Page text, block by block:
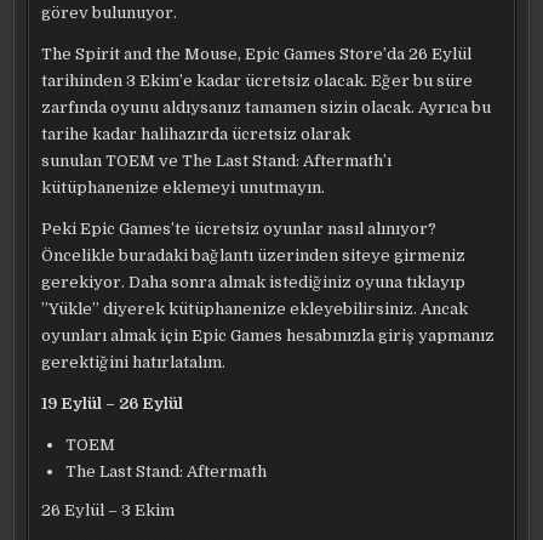
görev bulunuyor.
The Spirit and the Mouse, Epic Games Store’da 26 Eylül
tarihinden 3 Ekim’e kadar ücretsiz olacak. Eğer bu süre
zarfında oyunu aldıysanız tamamen sizin olacak. Ayrıca bu
tarihe kadar halihazırda ücretsiz olarak
sunulan TOEM ve The Last Stand: Aftermath’ı
kütüphanenize eklemeyi unutmayın.
Peki Epic Games’te ücretsiz oyunlar nasıl alınıyor?
Öncelikle buradaki bağlantı üzerinden siteye girmeniz
gerekiyor. Daha sonra almak istediğiniz oyuna tıklayıp
”Yükle” diyerek kütüphanenize ekleyebilirsiniz. Ancak
oyunları almak için Epic Games hesabınızla giriş yapmanız
gerektiğini hatırlatalım.
19 Eylül – 26 Eylül
TOEM
The Last Stand: Aftermath
26 Eylül – 3 Ekim